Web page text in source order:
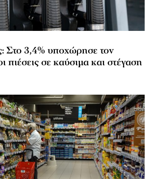
Στο 3,4% υποχώρησε τον
πιέσεις σε καύσιμα και στέγαση